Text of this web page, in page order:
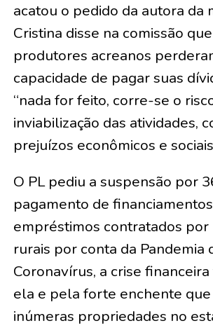
acatou o pedido da autora da
Cristina disse na comissão
produtores acreanos
capacidade de pagar suas
“nada for feito, corre-se o
inviabilização das atividades,
prejuízos econômicos e
O PL pediu a suspensão por
pagamento de
empréstimos contratados
rurais por conta da Pandemia
Coronavírus, a crise
ela e pela forte enchente
inúmeras propriedades no